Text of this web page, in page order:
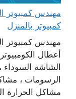
كمبيوتر بالمنزل
مهندس كمبيوتر
أعطال
الشاشة
الرسومات ،
مشاكل الحرارة